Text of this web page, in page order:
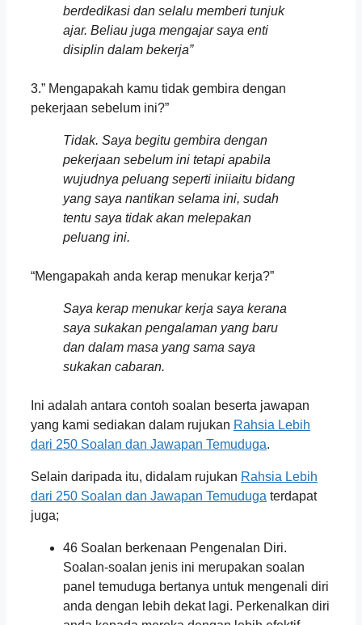
berdedikasi dan selalu memberi tunjuk
ajar. Beliau juga mengajar saya enti
disiplin dalam bekerja”
3.” Mengapakah kamu tidak gembira dengan
pekerjaan sebelum ini?”
Tidak. Saya begitu gembira dengan
pekerjaan sebelum ini tetapi apabila
wujudnya peluang seperti iniiaitu bidang
yang saya nantikan selama ini, sudah
tentu saya tidak akan melepakan
peluang ini.
“Mengapakah anda kerap menukar kerja?”
Saya kerap menukar kerja saya kerana
saya sukakan pengalaman yang baru
dan dalam masa yang sama saya
sukakan cabaran.
Ini adalah antara contoh soalan beserta jawapan
yang kami sediakan dalam rujukan Rahsia Lebih
dari 250 Soalan dan Jawapan Temuduga.
Selain daripada itu, didalam rujukan Rahsia Lebih
dari 250 Soalan dan Jawapan Temuduga terdapat
juga;
46 Soalan berkenaan Pengenalan Diri.
Soalan-soalan jenis ini merupakan soalan
panel temuduga bertanya untuk mengenali diri
anda dengan lebih dekat lagi. Perkenalkan diri